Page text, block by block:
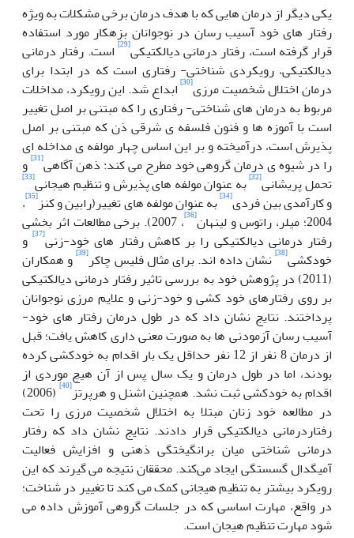
یکی دیگر از درمان هایی که با هدف درمان برخی مشکلات به ویژه
رفتار های خود آسیب رسان در نوجوانان بزهکار مورد استفاده
قرار گرفته است، رفتار درمانی دیالکتیکی[29]
است. رفتار درمانی
دیالکتیکی، رویکردی شناختی- رفتاری است که در ابتدا برای
درمان اختلال شخصیت مرزی[30]
ابداع شد. این رویکرد، مداخلات
مربوط به درمان های شناختی- رفتاری را که مبتنی بر اصل تغییر
است با آموزه ها و فنون فلسفه ی شرقی ذن که مبتنی بر اصل
پذیرش است، درآمیخته و بر این اساس چهار مولفه ی مداخله ای
را در شیوه ی درمان گروهی خود مطرح می کند: ذهن آگاهی[31]
و
تحمل پریشانی[32] به عنوان مولفه های پذیرش و تنظیم هیجانی[33]
و کارآمدی بین فردی[34] به عنوان مولفه های تغییر(رابین و کنز[35]
،
2004؛ میلر، راتوس و لینهان
[36]
، 2007). برخی مطالعات اثر بخشی
رفتار درمانی دیالکتیکی را بر کاهش رفتار های خود-زنی[37]
و
خودکشی[38] نشان داده اند. برای مثال فلیس چاکر[39]
و همکاران
(2011) در پژوهش خود به بررسی تاثیر رفتار درمانی دیالکتیکی
بر روی رفتارهای خود کشی و خود-زنی و علایم مرزی نوجوانان
پرداختند. نتایج نشان داد که در طول درمان رفتار های خود-
آسیب رسان آزمودنی ها به صورت معنی داری کاهش یافت؛ قبل
از درمان 8 نفر از 12 نفر حداقل یک بار اقدام به خودکشی کرده
بودند، اما در طول درمان و یک سال پس از آن هیچ موردی از
اقدام به خودکشی ثبت نشد. همچنین اشنل و هرپرتز[40]
(2006)
در مطالعه خود زنان مبتلا به اختلال شخصیت مرزی را تحت
رفتاردرمانی دیالکتیکی قرار دادند. نتایج نشان داد که رفتار
درمانی شناختی میان برانگیختگی ذهنی و افزایش فعالیت
آمیگدال گسستگی ایجاد می‌کند. محققان نتیجه می گیرند که این
رویکرد بیشتر به تنظیم هیجانی کمک می کند تا تغییر در شناخت؛
در واقع، مهارت اساسی که در جلسات گروهی آموزش داده می
شود مهارت تنظیم هیجان است.